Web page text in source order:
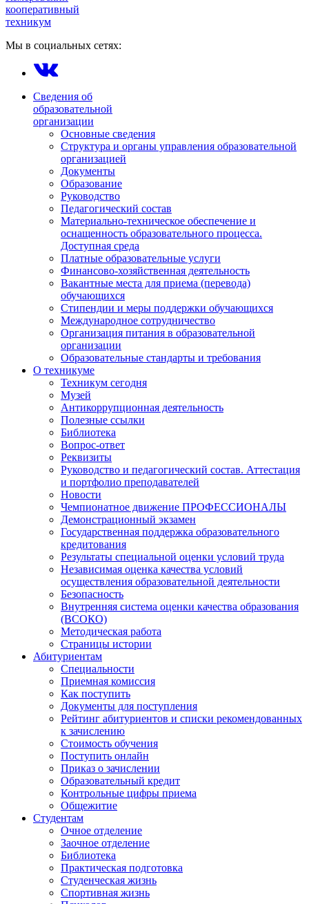
кооперативный
техникум
Мы в социальных сетях:
Сведения об
образовательной
организации
Основные сведения
Структура и органы управления образовательной
организацией
Документы
Образование
Руководство
Педагогический состав
Материально-техническое обеспечение и
оснащенность образовательного процесса.
Доступная среда
Платные образовательные услуги
Финансово-хозяйственная деятельность
Вакантные места для приема (перевода)
обучающихся
Стипендии и меры поддержки обучающихся
Международное сотрудничество
Организация питания в образовательной
организации
Образовательные стандарты и требования
О техникуме
Техникум сегодня
Музей
Антикоррупционная деятельность
Полезные ссылки
Библиотека
Вопрос-ответ
Реквизиты
Руководство и педагогический состав. Аттестация
и портфолио преподавателей
Новости
Чемпионатное движение ПРОФЕССИОНАЛЫ
Демонстрационный экзамен
Государственная поддержка образовательного
кредитования
Результаты специальной оценки условий труда
Независимая оценка качества условий
осуществления образовательной деятельности
Безопасность
Внутренняя система оценки качества образования
(ВСОКО)
Методическая работа
Страницы истории
Абитуриентам
Специальности
Приемная комиссия
Как поступить
Документы для поступления
Рейтинг абитуриентов и списки рекомендованных
к зачислению
Стоимость обучения
Поступить онлайн
Приказ о зачислении
Образовательный кредит
Контрольные цифры приема
Общежитие
Студентам
Очное отделение
Заочное отделение
Библиотека
Практическая подготовка
Студенческая жизнь
Спортивная жизнь